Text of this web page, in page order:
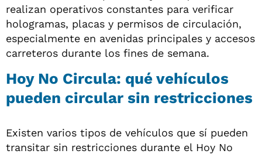
realizan operativos constantes para verificar
hologramas, placas y permisos de circulación,
especialmente en avenidas principales y accesos
carreteros durante los fines de semana.
Hoy No Circula: qué vehículos
pueden circular sin restricciones
Existen varios tipos de vehículos que sí pueden
transitar sin restricciones durante el Hoy No